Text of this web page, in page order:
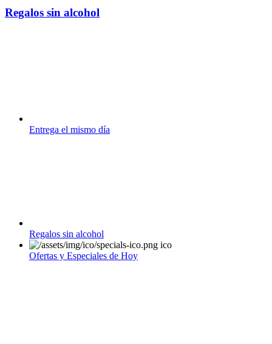
Regalos sin alcohol
Entrega el mismo día
Regalos sin alcohol
Ofertas y Especiales de Hoy